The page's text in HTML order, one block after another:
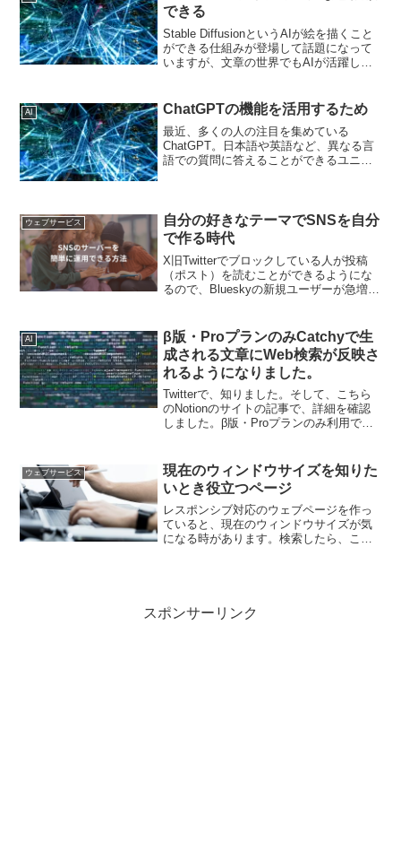
っと短くて良いと思...
できる
Stable DiffusionというAIが絵を描くこと
ができる仕組みが登場して話題になって
いますが、文章の世界でもAIが活躍して
私も使ってみました。ChatG...
AI ChatGPTの機能を活用するため
最近、多くの人の注目を集めている
ChatGPT。日本語や英語など、異なる言
語での質問に答えることができるユニー
語で質問しても、...
ウェブサービス
自分の好きなテーマでSNSを自分
で作る時代
X旧Twitterでブロックしている人が投稿
（ポスト）を読むことができるようにな
るので、Blueskyの新規ユーザーが急増し
ことで人と繋がりたいと思う人が増えて
きたよう...
AI
β版・ProプランのみCatchyで生
成される文章にWeb検索が反映さ
れるようになりました。
Twitterで、知りました。そして、こちら
のNotionのサイトの記事で、詳細を確認
しました。β版・Proプランのみ利用でき
来るので、タイムリーな話題を取り入れ
た記...
ウェブサービス
現在のウィンドウサイズを知りた
いとき役立つページ
レスポンシブ対応のウェブページを作っ
ていると、現在のウィンドウサイズが気
になる時があります。検索したら、この
スポンサーリンク